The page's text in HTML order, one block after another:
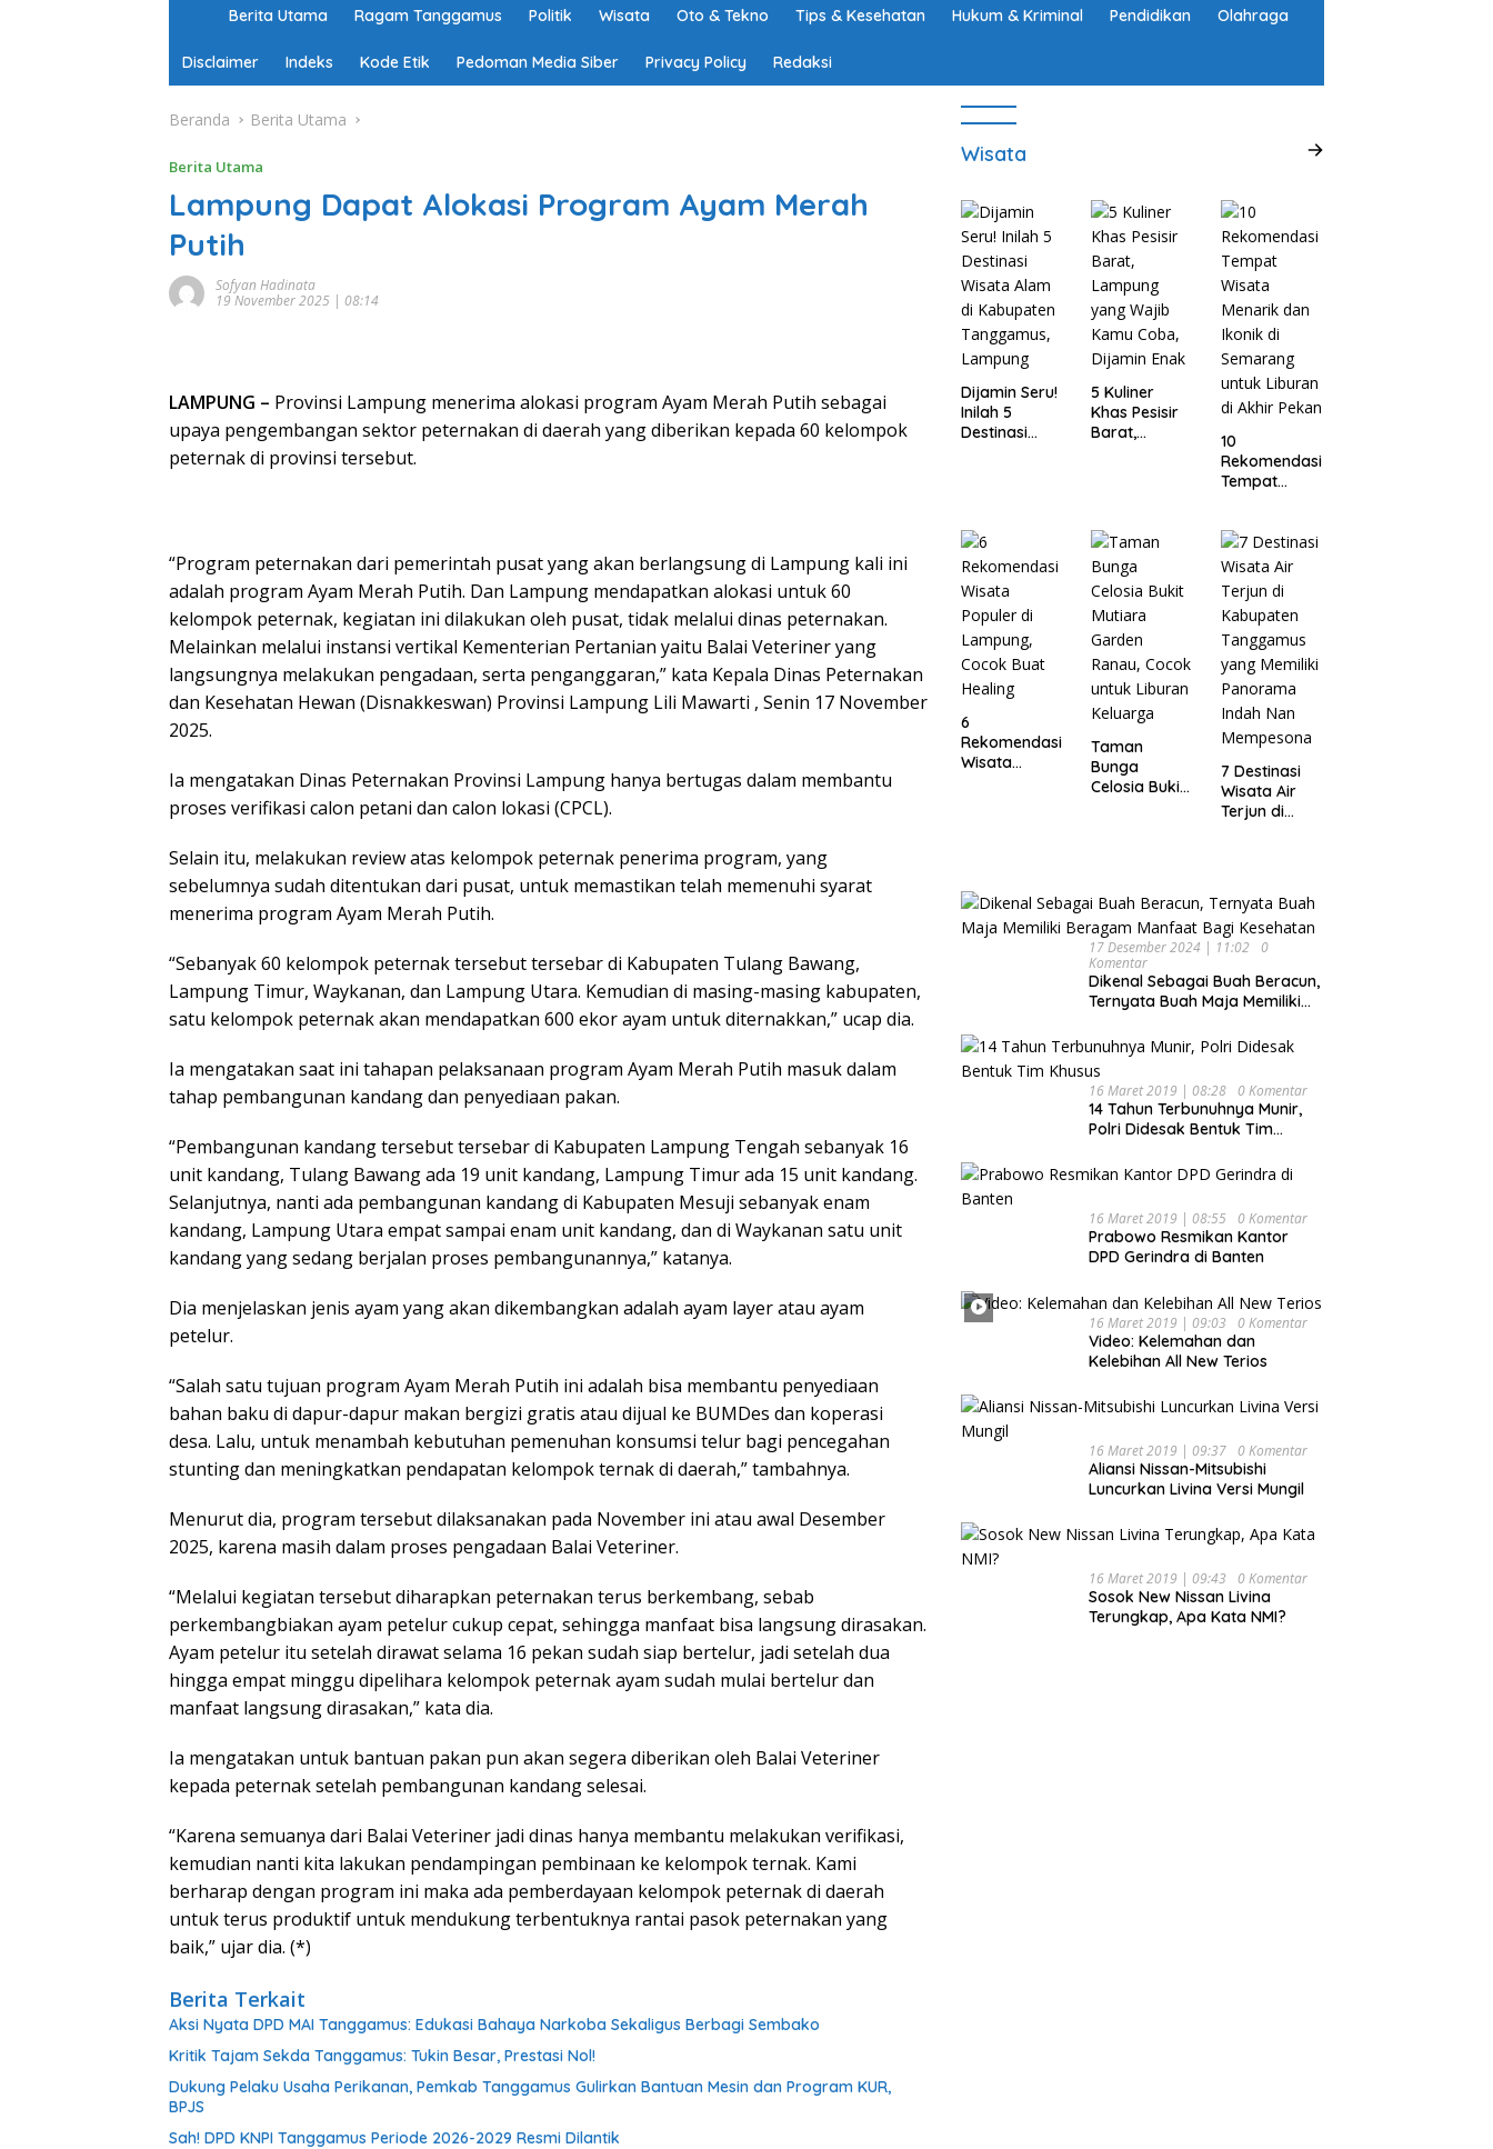
m
e
Berita Utama Ragam Tanggamus Politik Wisata Oto & Tekno Tips & Kesehatan Hukum & Kriminal Pendidikan Olahraga
Disclaimer Indeks Kode Etik Pedoman Media Siber Privacy Policy Redaksi
Beranda Berita Utama
Berita Utama
Lampung Dapat Alokasi Program Ayam Merah
Putih
Sofyan Hadinata
19 November 2025 | 08:14
LAMPUNG – Provinsi Lampung menerima alokasi program Ayam Merah Putih sebagai
upaya pengembangan sektor peternakan di daerah yang diberikan kepada 60 kelompok
peternak di provinsi tersebut.
“Program peternakan dari pemerintah pusat yang akan berlangsung di Lampung kali ini
adalah program Ayam Merah Putih. Dan Lampung mendapatkan alokasi untuk 60
kelompok peternak, kegiatan ini dilakukan oleh pusat, tidak melalui dinas peternakan.
Melainkan melalui instansi vertikal Kementerian Pertanian yaitu Balai Veteriner yang
langsungnya melakukan pengadaan, serta penganggaran,” kata Kepala Dinas Peternakan
dan Kesehatan Hewan (Disnakkeswan) Provinsi Lampung Lili Mawarti , Senin 17 November
2025.
Ia mengatakan Dinas Peternakan Provinsi Lampung hanya bertugas dalam membantu
proses verifikasi calon petani dan calon lokasi (CPCL).
Selain itu, melakukan review atas kelompok peternak penerima program, yang
sebelumnya sudah ditentukan dari pusat, untuk memastikan telah memenuhi syarat
menerima program Ayam Merah Putih.
“Sebanyak 60 kelompok peternak tersebut tersebar di Kabupaten Tulang Bawang,
Lampung Timur, Waykanan, dan Lampung Utara. Kemudian di masing-masing kabupaten,
satu kelompok peternak akan mendapatkan 600 ekor ayam untuk diternakkan,” ucap dia.
Ia mengatakan saat ini tahapan pelaksanaan program Ayam Merah Putih masuk dalam
tahap pembangunan kandang dan penyediaan pakan.
“Pembangunan kandang tersebut tersebar di Kabupaten Lampung Tengah sebanyak 16
unit kandang, Tulang Bawang ada 19 unit kandang, Lampung Timur ada 15 unit kandang.
Selanjutnya, nanti ada pembangunan kandang di Kabupaten Mesuji sebanyak enam
kandang, Lampung Utara empat sampai enam unit kandang, dan di Waykanan satu unit
kandang yang sedang berjalan proses pembangunannya,” katanya.
Dia menjelaskan jenis ayam yang akan dikembangkan adalah ayam layer atau ayam
petelur.
“Salah satu tujuan program Ayam Merah Putih ini adalah bisa membantu penyediaan
bahan baku di dapur-dapur makan bergizi gratis atau dijual ke BUMDes dan koperasi
desa. Lalu, untuk menambah kebutuhan pemenuhan konsumsi telur bagi pencegahan
stunting dan meningkatkan pendapatan kelompok ternak di daerah,” tambahnya.
Menurut dia, program tersebut dilaksanakan pada November ini atau awal Desember
2025, karena masih dalam proses pengadaan Balai Veteriner.
“Melalui kegiatan tersebut diharapkan peternakan terus berkembang, sebab
perkembangbiakan ayam petelur cukup cepat, sehingga manfaat bisa langsung dirasakan.
Ayam petelur itu setelah dirawat selama 16 pekan sudah siap bertelur, jadi setelah dua
hingga empat minggu dipelihara kelompok peternak ayam sudah mulai bertelur dan
manfaat langsung dirasakan,” kata dia.
Ia mengatakan untuk bantuan pakan pun akan segera diberikan oleh Balai Veteriner
kepada peternak setelah pembangunan kandang selesai.
“Karena semuanya dari Balai Veteriner jadi dinas hanya membantu melakukan verifikasi,
kemudian nanti kita lakukan pendampingan pembinaan ke kelompok ternak. Kami
berharap dengan program ini maka ada pemberdayaan kelompok peternak di daerah
untuk terus produktif untuk mendukung terbentuknya rantai pasok peternakan yang
baik,” ujar dia. (*)
Berita Terkait
Aksi Nyata DPD MAI Tanggamus: Edukasi Bahaya Narkoba Sekaligus Berbagi Sembako
Kritik Tajam Sekda Tanggamus: Tukin Besar, Prestasi Nol!
Dukung Pelaku Usaha Perikanan, Pemkab Tanggamus Gulirkan Bantuan Mesin dan Program KUR,
BPJS
Sah! DPD KNPI Tanggamus Periode 2026-2029 Resmi Dilantik
Wisata
Dijamin Seru!
Inilah 5
Destinasi
5 Kuliner
Khas Pesisir
Barat,
10
Rekomendasi
Tempat
Ikonik di
Semarang
untuk Liburan
di Akhir
Pekan
6
Rekomendasi
Wisata
Taman
Bunga
Celosia Bukit
7 Destinasi
Wisata Air
Terjun di
Indah Nan
Mempesona
17 Desember 2024 | 11:02
0
Komentar
Dikenal Sebagai Buah Beracun,
Ternyata Buah Maja Memiliki
Kesehatan
16 Maret 2019 | 08:28 0 Komentar
14 Tahun Terbunuhnya Munir,
Polri Didesak Bentuk Tim
16 Maret 2019 | 08:55 0 Komentar
Prabowo Resmikan Kantor
DPD Gerindra di Banten
16 Maret 2019 | 09:03 0 Komentar
Video: Kelemahan dan
Kelebihan All New Terios
16 Maret 2019 | 09:37 0 Komentar
Aliansi Nissan-Mitsubishi
Luncurkan Livina Versi Mungil
16 Maret 2019 | 09:43 0 Komentar
Sosok New Nissan Livina
Terungkap, Apa Kata NMI?